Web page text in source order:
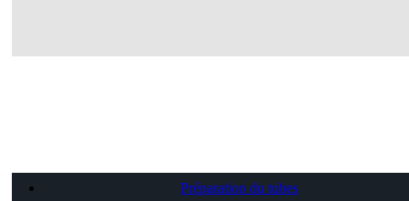
Préparation du tubes